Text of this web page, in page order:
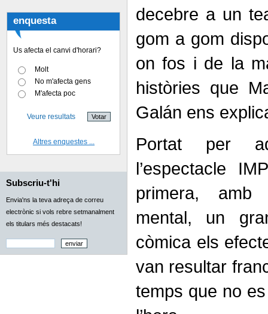
enquesta
Us afecta el canvi d'horari?
Molt
No m'afecta gens
M'afecta poc
Veure resultats
Altres enquestes ...
Subscriu-t'hi
Envia'ns la teva adreça de correu
electrònic si vols rebre setmanalment
els titulars més destacats!
decebre a un
gom a gom
on fos i de la
històries que
Galán ens
Portat per
l’espectacle
primera,
mental, un
còmica els
van resultar
temps que no